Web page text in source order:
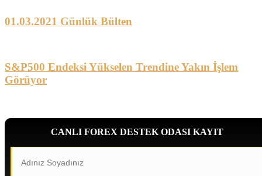
01.03.2021 Günlük Bülten
S&P500 Endeksi Yükselen Trendine Yakın İşlem
Görüyor
CANLI FOREX DESTEK ODASI KAYIT